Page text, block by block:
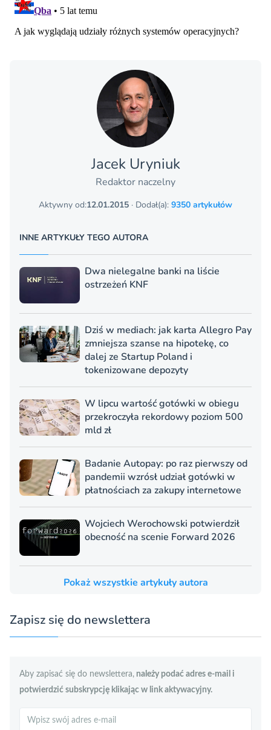
Jacek Uryniuk
Redaktor naczelny
Aktywny od:12.01.2015 · Dodał(a): 9350 artykułów
INNE ARTYKUŁY TEGO AUTORA
Dwa nielegalne banki na liście
ostrzeżeń KNF
Dziś w mediach: jak karta Allegro Pay
zmniejsza szanse na hipotekę, co
dalej ze Startup Poland i
tokenizowane depozyty
W lipcu wartość gotówki w obiegu
przekroczyła rekordowy poziom 500
mld zł
Badanie Autopay: po raz pierwszy od
pandemii wzrósł udział gotówki w
płatnościach za zakupy internetowe
Wojciech Werochowski potwierdził
obecność na scenie Forward 2026
Pokaż wszystkie artykuły autora
Zapisz się do newslettera
Aby zapisać się do newslettera, należy podać adres e-mail i
potwierdzić subskrypcję klikając w link aktywacyjny.